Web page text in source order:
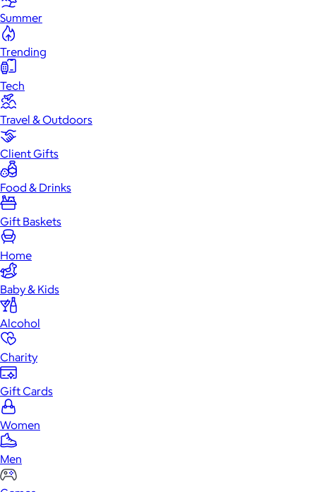
Summer
Trending
Tech
Travel & Outdoors
Client Gifts
Food & Drinks
Gift Baskets
Home
Baby & Kids
Alcohol
Charity
Gift Cards
Women
Men